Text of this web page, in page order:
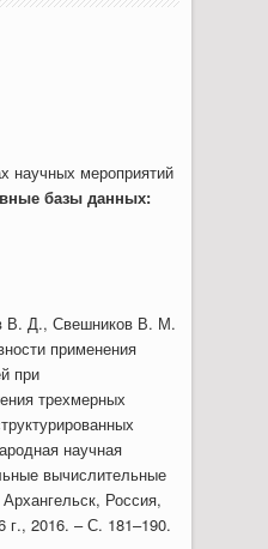
научных мероприятий
базы данных:
В. Д., Свешников В. М.
применения
при
трехмерных
научная
вычислительные
Россия,
г., 2016. – С. 181–190.